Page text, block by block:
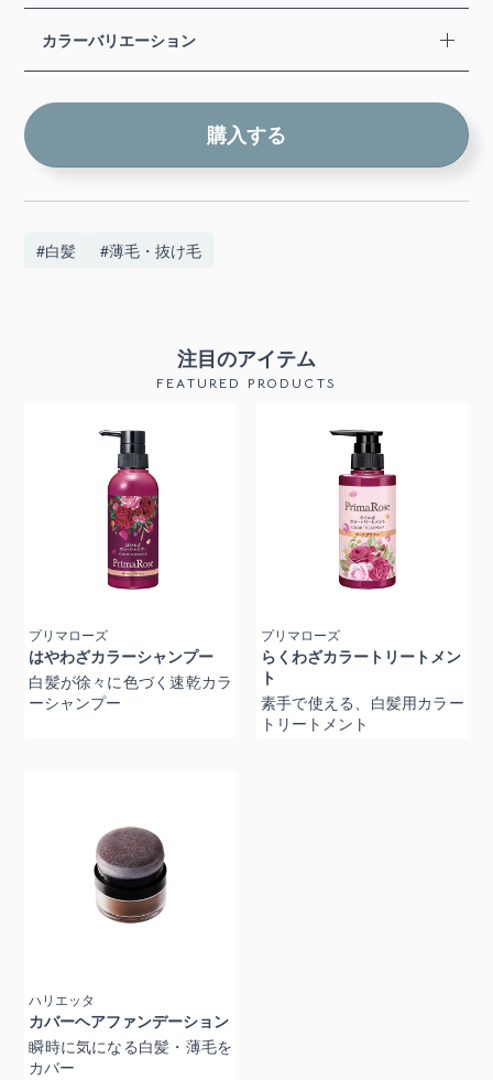
カラーバリエーション
購入する
#白髪 #薄毛・抜け毛
注目のアイテム
FEATURED PRODUCTS
プリマローズ
はやわざカラーシャンプー
白髪が徐々に色づく速乾カラ
ーシャンプー
プリマローズ
らくわざカラートリートメン
ト
素手で使える、白髪用カラー
トリートメント
ハリエッタ
カバーヘアファンデーション
瞬時に気になる白髪・薄毛を
カバー